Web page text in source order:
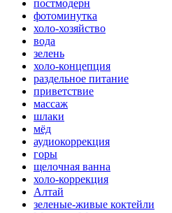
постмодерн
фотоминутка
холо-хозяйство
вода
зелень
холо-концепция
раздельное питание
приветствие
массаж
шлаки
мёд
аудиокоррекция
горы
щелочная ванна
холо-коррекция
Алтай
зеленые-живые коктейли